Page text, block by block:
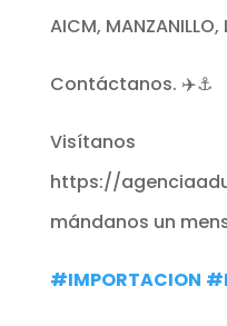
AICM, MANZANILLO,
Contáctanos. ✈️⚓
https://
mándanos un
#IMPORTACION